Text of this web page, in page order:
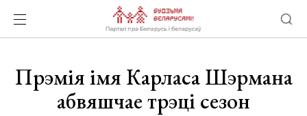
Прэмія імя Карласа Шэрмана
абвяшчае трэці сезон